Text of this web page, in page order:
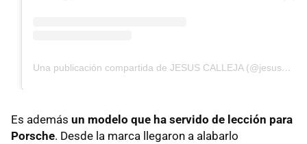
Una publicación compartida de JESUS CALLEJA (@jesuscallejatv)
Es además un modelo que ha servido de lección para
Porsche. Desde la marca llegaron a alabarlo